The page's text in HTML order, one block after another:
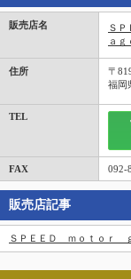
販売店名
Ｓ
ａｇ
住所
〒
福岡
TEL
FAX 092-
販売店記事
ＳＰＥＥＤ ｍｏｔｏｒ